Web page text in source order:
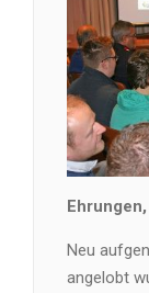
Neu
angelobt